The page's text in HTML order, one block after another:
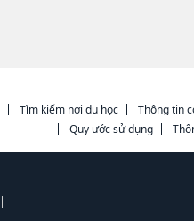
Tìm kiếm nơi du học Thông tin
Quy ước sử dụng